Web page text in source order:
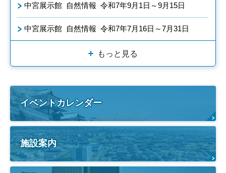
中宮展示館 自然情報 令和7年9月1日～9月15日
中宮展示館 自然情報 令和7年7月16日～7月31日
もっと見る
イベントカレンダー
施設案内